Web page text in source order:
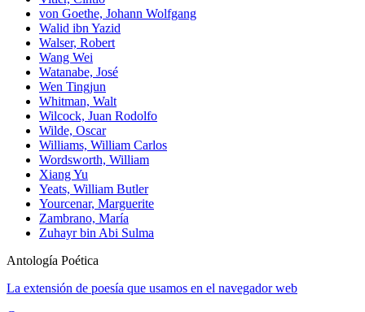
von Goethe, Johann Wolfgang
Walid ibn Yazid
Walser, Robert
Wang Wei
Watanabe, José
Wen Tingjun
Whitman, Walt
Wilcock, Juan Rodolfo
Wilde, Oscar
Williams, William Carlos
Wordsworth, William
Xiang Yu
Yeats, William Butler
Yourcenar, Marguerite
Zambrano, María
Zuhayr bin Abi Sulma
Antología Poética
La extensión de poesía que usamos en el navegador web